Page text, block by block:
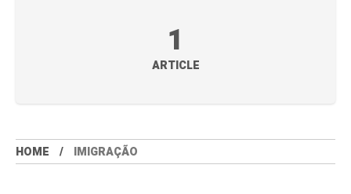
1
ARTICLE
HOME IMIGRAÇÃO